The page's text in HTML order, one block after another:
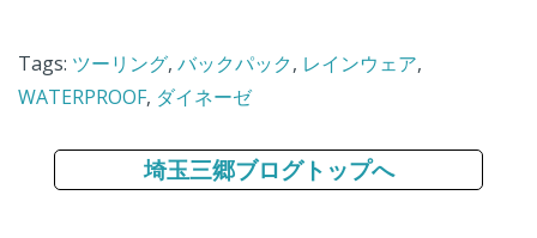
Tags: ツーリング, バックパック, レインウェア,
WATERPROOF, ダイネーゼ
埼玉三郷ブログトップへ